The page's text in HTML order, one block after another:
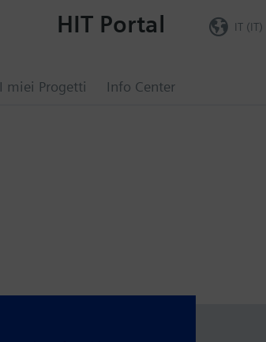
I miei Progetti Info Center
HIT Portal IT (IT)